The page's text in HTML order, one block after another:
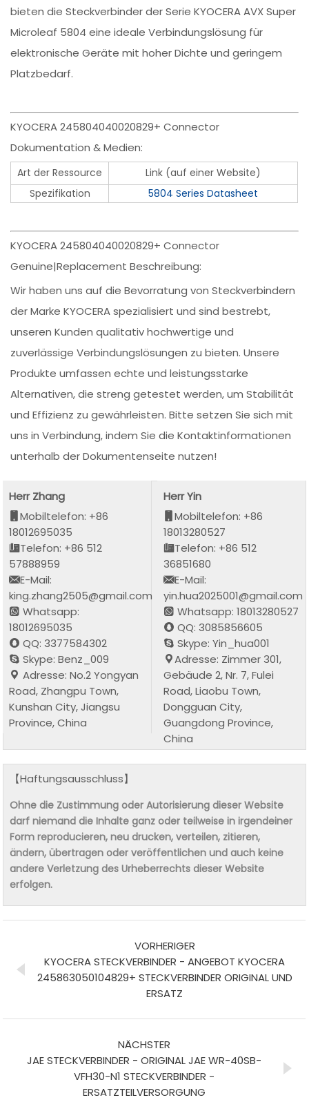
bieten die Steckverbinder der Serie KYOCERA AVX Super
Microleaf 5804 eine ideale Verbindungslösung für
elektronische Geräte mit hoher Dichte und geringem
Platzbedarf.
KYOCERA 245804040020829+ Connector
Dokumentation & Medien:
Art der Ressource
Link (auf einer Website)
Spezifikation
5804 Series Datasheet
KYOCERA 245804040020829+ Connector
Genuine|Replacement Beschreibung:
Wir haben uns auf die Bevorratung von Steckverbindern
der Marke KYOCERA spezialisiert und sind bestrebt,
unseren Kunden qualitativ hochwertige und
zuverlässige Verbindungslösungen zu bieten. Unsere
Produkte umfassen echte und leistungsstarke
Alternativen, die streng getestet werden, um Stabilität
und Effizienz zu gewährleisten. Bitte setzen Sie sich mit
uns in Verbindung, indem Sie die Kontaktinformationen
unterhalb der Dokumentenseite nutzen!
Herr Zhang
Mobiltelefon: +86
18012695035
Telefon: +86 512
57888959
E-Mail:
king.zhang2505@gmail.com
Whatsapp:
18012695035
QQ: 3377584302
Skype: Benz_009
Adresse: No.2 Yongyan
Road, Zhangpu Town,
Kunshan City, Jiangsu
Province, China
Herr Yin
Mobiltelefon: +86
18013280527
Telefon: +86 512
36851680
E-Mail:
yin.hua2025001@gmail.com
Whatsapp: 18013280527
QQ: 3085856605
Skype: Yin_hua001
Adresse: Zimmer 301,
Gebäude 2, Nr. 7, Fulei
Road, Liaobu Town,
Dongguan City,
Guangdong Province,
China
【Haftungsausschluss】
Ohne die Zustimmung oder Autorisierung dieser Website
darf niemand die Inhalte ganz oder teilweise in irgendeiner
Form reproducieren, neu drucken, verteilen, zitieren,
ändern, übertragen oder veröffentlichen und auch keine
andere Verletzung des Urheberrechts dieser Website
erfolgen.
VORHERIGER
KYOCERA STECKVERBINDER - ANGEBOT KYOCERA
245863050104829+ STECKVERBINDER ORIGINAL UND
ERSATZ
NÄCHSTER
JAE STECKVERBINDER - ORIGINAL JAE WR-40SB-
VFH30-N1 STECKVERBINDER -
ERSATZTEILVERSORGUNG